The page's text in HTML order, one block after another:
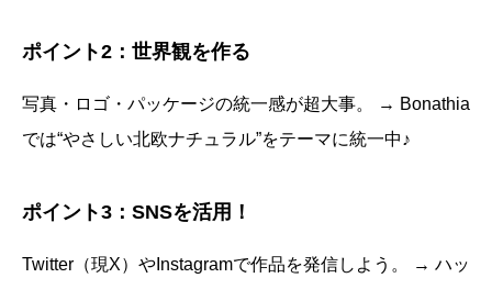
ポイント2：世界観を作る
写真・ロゴ・パッケージの統一感が超大事。 → Bonathia
では“やさしい北欧ナチュラル”をテーマに統一中♪
ポイント3：SNSを活用！
Twitter（現X）やInstagramで作品を発信しよう。 → ハッ